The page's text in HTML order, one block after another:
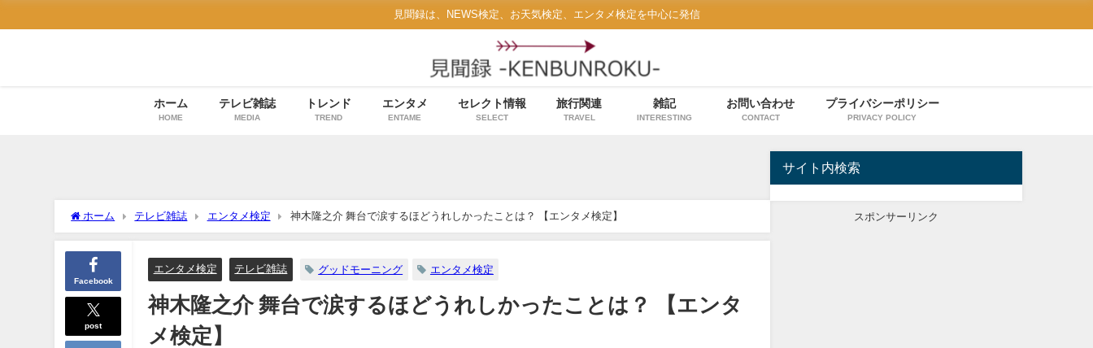
見聞録は、NEWS検定、お天気検定、エンタメ検定を中心に発信
ホーム
HOME
テレビ雑誌
MEDIA
トレンド
TREND
エンタメ
ENTAME
セレクト情報
SELECT
旅行関連
TRAVEL
雑記
INTERESTING
お問い合わせ
CONTACT
プライバシーポリシー
PRIVACY POLICY
ホーム テレビ雑誌 エンタメ検定 神木隆之介 舞台で涙するほどうれしかったことは？ 【エンタメ検定】
Facebook
post
エンタメ検定 テレビ雑誌 グッドモーニング エンタメ検定
神木隆之介 舞台で涙するほどうれしかったことは？ 【エンタ
メ検定】
サイト内検索
スポンサーリンク